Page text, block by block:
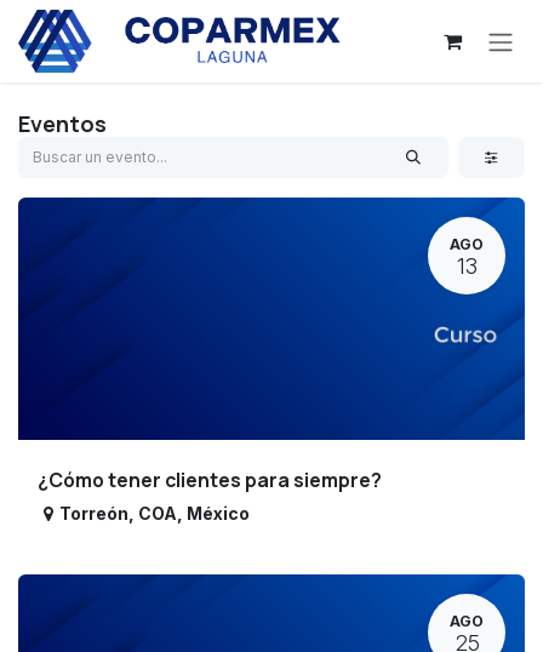
Ir al contenido
Eventos
AGO
13
¿Cómo tener clientes para siempre?
Torreón COA México
AGO
25